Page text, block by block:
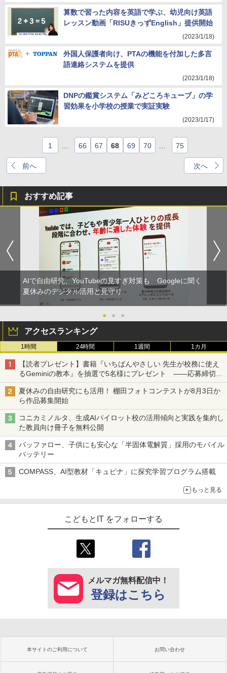
算数で習った内容を英語で学ぶ、幼児向け英語
レッスン動画「RISUきっずEnglish」提供開始
(2023/1/18)
外国人保護者向け、PTAの機能を付加した多言
語連絡システムを提供
(2023/1/18)
DNPの鑑賞システム「みどころキューブ」の学
習効果を小学校の授業で実証実験
(2023/1/17)
前へ
1 66 67 68 69 70 75
次へ
おすすめ記事
AIで自由研究、YouTubeの見すぎ対策も Googleに聞く
夏休みのデジタル活用と見守り
● ● ●
アクセスランキング
1時間 24時間 1週間 1カ月
【読者プレゼント】書籍『いちばんやさしい 先生が校務に使え
るGeminiの教本』を抽選で5名様にプレゼント ――応募締切は
2026年8月12日（水）まで
夏休みの自由研究にも活用！ 棚田フォトコンテストが8月3日か
ら作品募集開始
コニカミノルタ、生成AIパイロット校の活用傾向と実践を集約し
た教員向け冊子を無料公開
バッファロー、子供にも安心な「半固体電解質」採用のモバイル
バッテリー
COMPASS、AI型教材「キュビナ」に探究学習プログラム搭載
もっと見る
こどもとIT をフォローする
メルマガ無料配信中！
登録はこちら
本サイトのご利用について お問い合わせ